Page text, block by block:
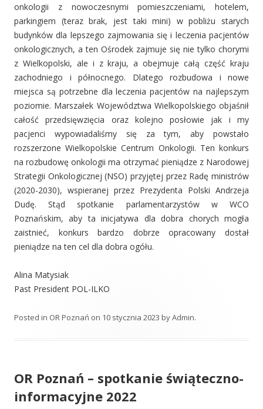
onkologii z nowoczesnymi pomieszczeniami, hotelem,
parkingiem (teraz brak, jest taki mini) w pobliżu starych
budynków dla lepszego zajmowania się i leczenia pacjentów
onkologicznych, a ten Ośrodek zajmuje się nie tylko chorymi
z Wielkopolski, ale i z kraju, a obejmuje całą część kraju
zachodniego i północnego. Dlatego rozbudowa i nowe
miejsca są potrzebne dla leczenia pacjentów na najlepszym
poziomie. Marszałek Województwa Wielkopolskiego objaśnił
całość przedsięwzięcia oraz kolejno posłowie jak i my
pacjenci wypowiadaliśmy się za tym, aby powstało
rozszerzone Wielkopolskie Centrum Onkologii. Ten konkurs
na rozbudowę onkologii ma otrzymać pieniądze z Narodowej
Strategii Onkologicznej (NSO) przyjętej przez Radę ministrów
(2020-2030), wspieranej przez Prezydenta Polski Andrzeja
Dudę. Stąd spotkanie parlamentarzystów w WCO
Poznańskim, aby ta inicjatywa dla dobra chorych mogła
zaistnieć, konkurs bardzo dobrze opracowany dostał
pieniądze na ten cel dla dobra ogółu.
Alina Matysiak
Past President POL-ILKO
Posted in OR Poznań on 10 stycznia 2023 byAdmin.
OR Poznań – spotkanie świąteczno-
informacyjne 2022